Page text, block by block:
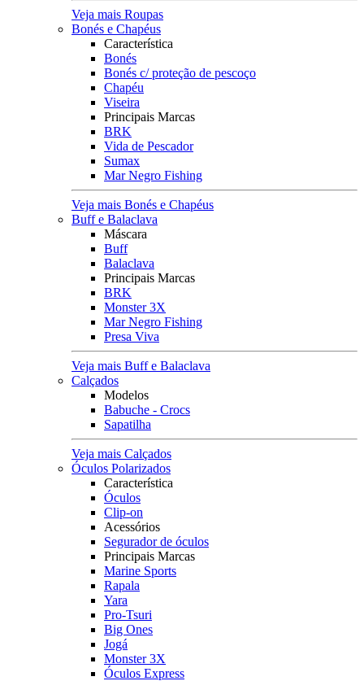
Veja mais Roupas
Bonés e Chapéus
Característica
Bonés
Bonés c/ proteção de pescoço
Chapéu
Viseira
Principais Marcas
BRK
Vida de Pescador
Sumax
Mar Negro Fishing
Veja mais Bonés e Chapéus
Buff e Balaclava
Máscara
Buff
Balaclava
Principais Marcas
BRK
Monster 3X
Mar Negro Fishing
Presa Viva
Veja mais Buff e Balaclava
Calçados
Modelos
Babuche - Crocs
Sapatilha
Veja mais Calçados
Óculos Polarizados
Característica
Óculos
Clip-on
Acessórios
Segurador de óculos
Principais Marcas
Marine Sports
Rapala
Yara
Pro-Tsuri
Big Ones
Jogá
Monster 3X
Óculos Express